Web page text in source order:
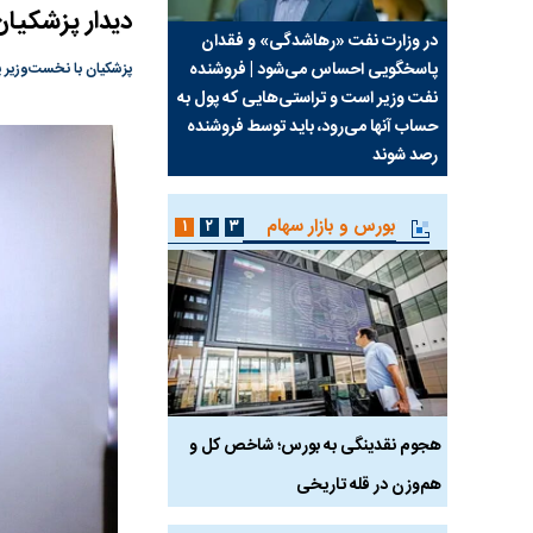
دیدار
پزشکیان با نخست‌وزیر
در وزارت نفت «رهاشدگی» و فقدان
پاسخگویی احساس می‌شود | فروشنده
نفت وزیر است و تراستی‌هایی که پول به
حساب آنها می‌رود، باید توسط فروشنده
رصد شوند
چرا رویای آمریکایی
نابودی محور مقاومت
واشنگتن را زمین زد
بورس و بازار سهام
هجوم نقدینگی به بورس؛ شاخص کل و
هم‌وزن در قله تاریخی
بورس تهران رکورد شکست
۱ ۲ ۳